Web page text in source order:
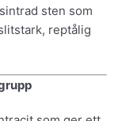
sten som
reptålig